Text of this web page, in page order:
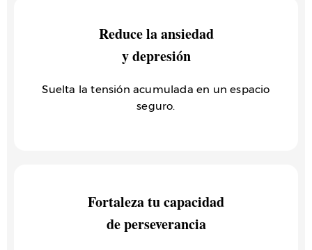
Reduce la ansiedad
y depresión
Suelta la tensión acumulada en un espacio
seguro.
Fortaleza tu capacidad
de perseverancia